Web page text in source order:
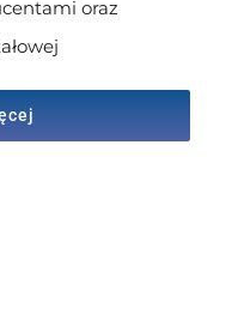
oraz